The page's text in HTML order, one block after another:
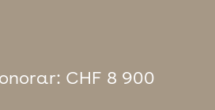
CHF 8 900